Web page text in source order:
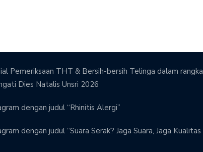
Pemeriksaan THT & Bersih-bersih Telinga dalam rangka
Dies Natalis Unsri 2026
dengan judul “Rhinitis Alergi”
dengan judul “Suara Serak? Jaga Suara, Jaga Kualitas